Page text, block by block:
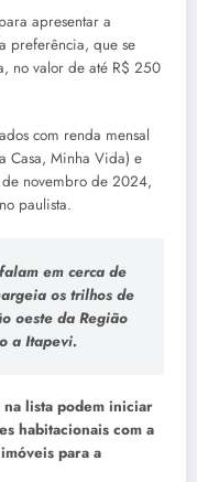
apresentar a
preferência, que se
no valor de até R$ 250
com renda mensal
Casa, Minha Vida) e
novembro de 2024,
paulista.
em cerca de
os trilhos de
oeste da Região
a Itapevi.
lista podem iniciar
habitacionais com a
para a